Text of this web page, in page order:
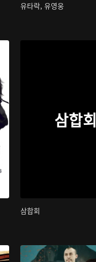
유타락, 유영웅
삼합회
삼합회